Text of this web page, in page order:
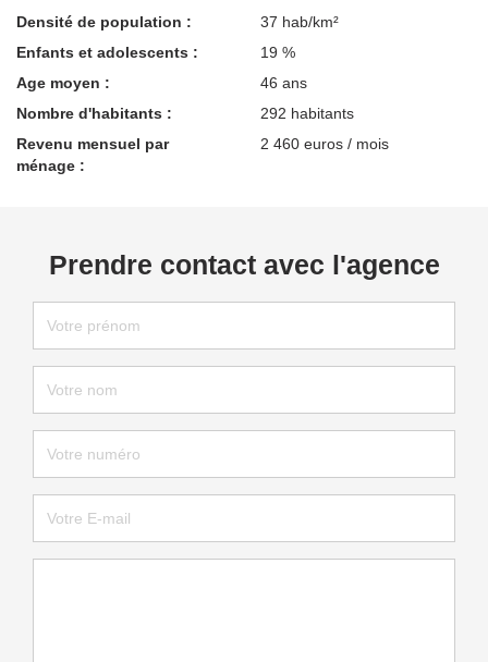
Densité de population :
37 hab/km²
Enfants et adolescents :
19 %
Age moyen :
46 ans
Nombre d'habitants :
292 habitants
Revenu mensuel par
ménage :
2 460 euros / mois
Prendre contact avec l'agence